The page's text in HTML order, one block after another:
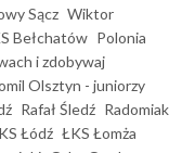
Sącz Wiktor
Bełchatów Polonia
i zdobywaj
Olsztyn - juniorzy
Rafał Śledź Radomiak
Łódź ŁKS Łomża